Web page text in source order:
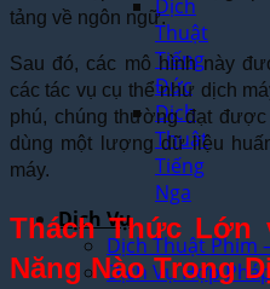
Dịch
Thuật
Tiếng
Đức
Dịch
Thuật
Tiếng
Nga
Dịch Vụ
Dịch Thuật Phim
Dịch Vụ Hợp
tảng về ngôn ngữ.
Sau đó, các mô hình này
các tác vụ cụ thể như dịch
phú, chúng thường đạt
dùng một lượng dữ liệu
máy.
Thách Thức Lớn
Năng Nào Trong